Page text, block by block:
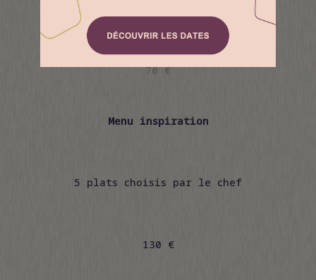
5 verres de vin en accord
70 €
Menu inspiration
5 plats choisis par le chef
130 €